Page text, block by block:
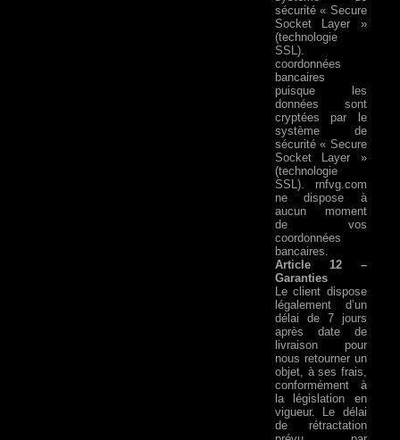
sécurité « Secure
Socket Layer »
(technologie
SSL).
coordonnées
bancaires
puisque les
données sont
cryptées par le
système de
sécurité « Secure
Socket Layer »
(technologie
SSL). rnfvg.com
ne dispose à
aucun moment
de vos
coordonnées
bancaires.
Article 12 –
Garanties
Le client dispose
légalement d’un
délai de 7 jours
après date de
livraison pour
nous retourner un
objet, à ses frais,
conformément à
la législation en
vigueur. Le délai
de rétractation